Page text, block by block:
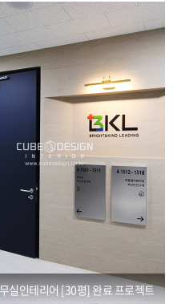
인테리어 [30평]
실인테리어 [30평] 완료 프로젝트